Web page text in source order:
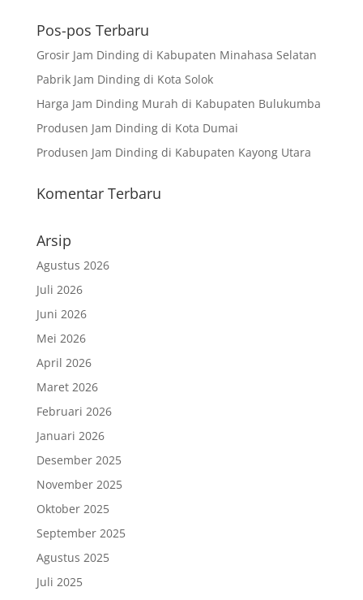
Pos-pos Terbaru
Grosir Jam Dinding di Kabupaten Minahasa Selatan
Pabrik Jam Dinding di Kota Solok
Harga Jam Dinding Murah di Kabupaten Bulukumba
Produsen Jam Dinding di Kota Dumai
Produsen Jam Dinding di Kabupaten Kayong Utara
Komentar Terbaru
Arsip
Agustus 2026
Juli 2026
Juni 2026
Mei 2026
April 2026
Maret 2026
Februari 2026
Januari 2026
Desember 2025
November 2025
Oktober 2025
September 2025
Agustus 2025
Juli 2025